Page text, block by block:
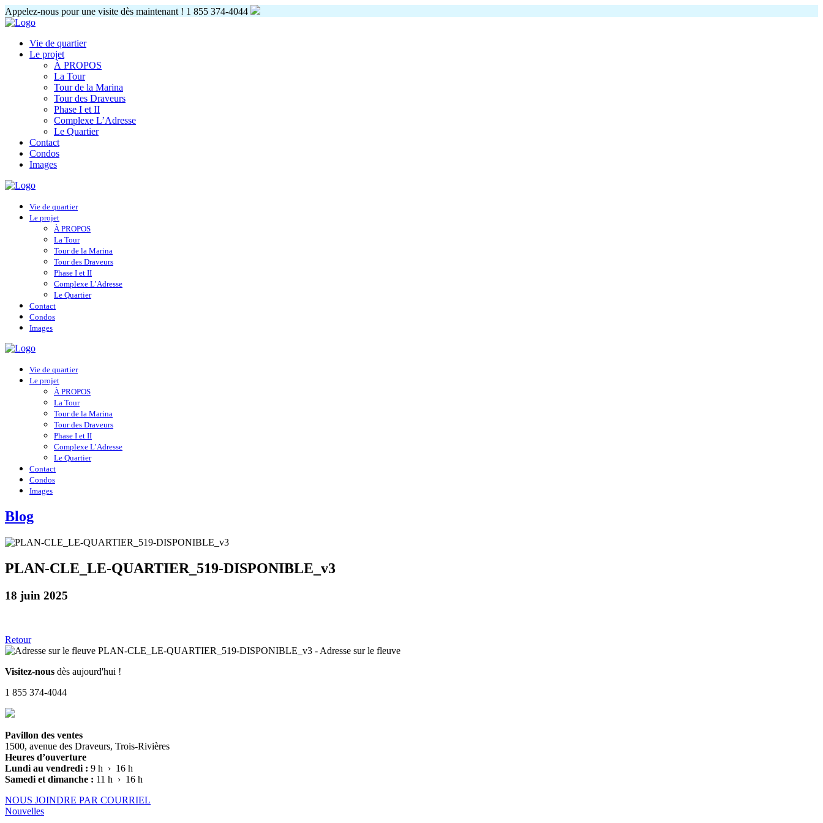
Appelez-nous pour une visite dès maintenant ! 1 855 374-4044
Vie de quartier
Le projet
À PROPOS
La Tour
Tour de la Marina
Tour des Draveurs
Phase I et II
Complexe L’Adresse
Le Quartier
Contact
Condos
Images
Vie de quartier
Le projet
À PROPOS
La Tour
Tour de la Marina
Tour des Draveurs
Phase I et II
Complexe L’Adresse
Le Quartier
Contact
Condos
Images
Vie de quartier
Le projet
À PROPOS
La Tour
Tour de la Marina
Tour des Draveurs
Phase I et II
Complexe L’Adresse
Le Quartier
Contact
Condos
Images
Blog
PLAN-CLE_LE-QUARTIER_519-DISPONIBLE_v3
18 juin 2025
Retour
Visitez-nous dès aujourd'hui !
1 855 374-4044
Pavillon des ventes
1500, avenue des Draveurs, Trois-Rivières
Heures d’ouverture
Lundi au vendredi : 9 h › 16 h
Samedi et dimanche : 11 h › 16 h
NOUS JOINDRE PAR COURRIEL
Nouvelles